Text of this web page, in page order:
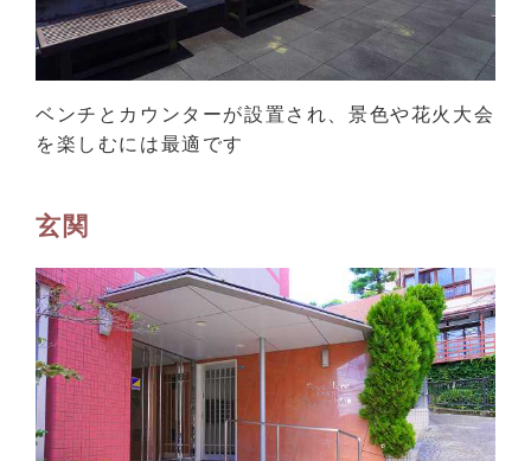
ベンチとカウンターが設置され、景色や花火大会
を楽しむには最適です
玄関